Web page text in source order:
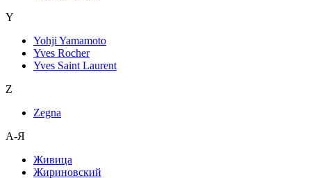
Y
Yohji Yamamoto
Yves Rocher
Yves Saint Laurent
Z
Zegna
А-Я
Живица
Жириновский